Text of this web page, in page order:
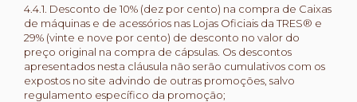
4.4.1. Desconto de 10% (dez por cento) na compra de Caixas
de máquinas e de acessórios nas Lojas Oficiais da TRES® e
29% (vinte e nove por cento) de desconto no valor do
preço original na compra de cápsulas. Os descontos
apresentados nesta cláusula não serão cumulativos com os
expostos no site advindo de outras promoções, salvo
regulamento específico da promoção;